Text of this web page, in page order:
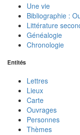
Une vie
Bibliographie :
Littérature
Généalogie
Chronologie
Entités
Lettres
Lieux
Carte
Ouvrages
Personnes
Thèmes